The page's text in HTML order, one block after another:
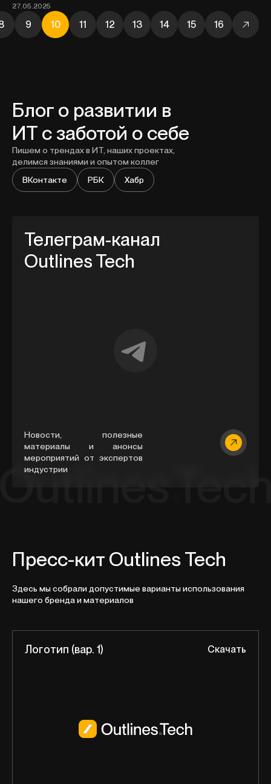
27.05.2025
9 10 11 12 13 14 15 16
Блог о развитии в
ИТ с заботой о себе
Пишем о трендах в ИТ, наших проектах,
делимся знаниями и опытом коллег
ВКонтакте
РБК Хабр
Телеграм-канал
Outlines Tech
Новости, полезные
материалы и анонсы
мероприятий от экспертов
индустрии
Пресс-кит Outlines Tech
Здесь мы собрали допустимые варианты использования
нашего бренда и материалов
Логотип (вар. 1) Скачать